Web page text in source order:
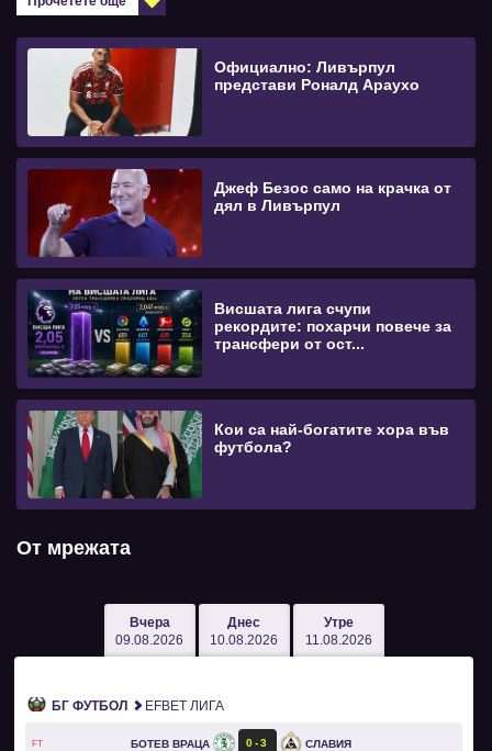
Официално: Ливърпул
представи Роналд Араухо
Джеф Безос само на крачка от
дял в Ливърпул
Висшата лига счупи
рекордите: похарчи повече за
трансфери от ост...
Кои са най-богатите хора във
футбола?
От мрежата
Вчера
09.08.2026
Днес
10.08.2026
Утре
11.08.2026
БГ ФУТБОЛ EFBET ЛИГА
FT БОТЕВ ВРАЦА 0 3 СЛАВИЯ